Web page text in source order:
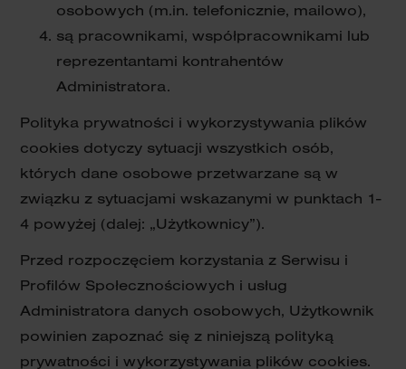
osobowych (m.in. telefonicznie, mailowo),
są pracownikami, współpracownikami lub
reprezentantami kontrahentów
Administratora.
Polityka prywatności i wykorzystywania plików
cookies dotyczy sytuacji wszystkich osób,
których dane osobowe przetwarzane są w
związku z sytuacjami wskazanymi w punktach 1-
4 powyżej (dalej: „Użytkownicy”).
Przed rozpoczęciem korzystania z Serwisu i
Profilów Społecznościowych i usług
Administratora danych osobowych, Użytkownik
powinien zapoznać się z niniejszą polityką
prywatności i wykorzystywania plików cookies.